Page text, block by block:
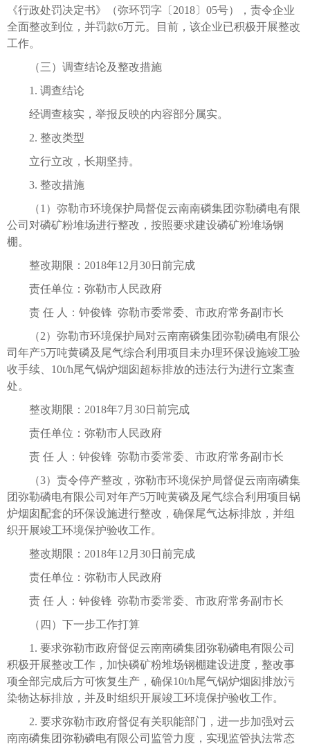
《行政处罚决定书》（弥环罚字〔2018〕05号），责令企业
全面整改到位，并罚款6万元。目前，该企业已积极开展整改
工作。
（三）调查结论及整改措施
1. 调查结论
经调查核实，举报反映的内容部分属实。
2. 整改类型
立行立改，长期坚持。
3. 整改措施
（1）弥勒市环境保护局督促云南南磷集团弥勒磷电有限
公司对磷矿粉堆场进行整改，按照要求建设磷矿粉堆场钢
棚。
整改期限：2018年12月30日前完成
责任单位：弥勒市人民政府
责 任 人：钟俊锋 弥勒市委常委、市政府常务副市长
（2）弥勒市环境保护局对云南南磷集团弥勒磷电有限公
司年产5万吨黄磷及尾气综合利用项目未办理环保设施竣工验
收手续、10t/h尾气锅炉烟囱超标排放的违法行为进行立案查
处。
整改期限：2018年7月30日前完成
责任单位：弥勒市人民政府
责 任 人：钟俊锋 弥勒市委常委、市政府常务副市长
（3）责令停产整改，弥勒市环境保护局督促云南南磷集
团弥勒磷电有限公司对年产5万吨黄磷及尾气综合利用项目锅
炉烟囱配套的环保设施进行整改，确保尾气达标排放，并组
织开展竣工环境保护验收工作。
整改期限：2018年12月30日前完成
责任单位：弥勒市人民政府
责 任 人：钟俊锋 弥勒市委常委、市政府常务副市长
（四）下一步工作打算
1. 要求弥勒市政府督促云南南磷集团弥勒磷电有限公司
积极开展整改工作，加快磷矿粉堆场钢棚建设进度，整改事
项全部完成后方可恢复生产，确保10t/h尾气锅炉烟囱排放污
染物达标排放，并及时组织开展竣工环境保护验收工作。
2. 要求弥勒市政府督促有关职能部门，进一步加强对云
南南磷集团弥勒磷电有限公司监管力度，实现监管执法常态